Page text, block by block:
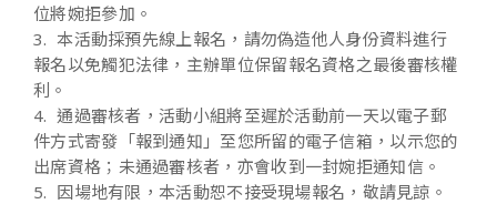
位將婉拒參加。
3. 本活動採預先線上報名，請勿偽造他人身份資料進行
報名以免觸犯法律，主辦單位保留報名資格之最後審核權
利。
4. 通過審核者，活動小組將至遲於活動前一天以電子郵
件方式寄發「報到通知」至您所留的電子信箱，以示您的
出席資格；未通過審核者，亦會收到一封婉拒通知信。
5. 因場地有限，本活動恕不接受現場報名，敬請見諒。